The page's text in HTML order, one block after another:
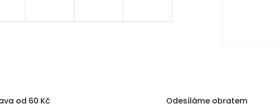
od 60 Kč Odesíláme obratem